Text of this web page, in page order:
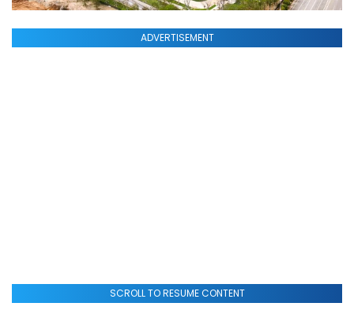
ADVERTISEMENT
SCROLL TO RESUME CONTENT